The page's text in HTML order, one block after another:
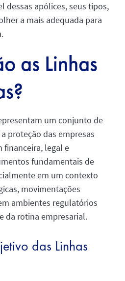
dessas apólices, seus tipos,
a mais adequada para
as Linhas
um conjunto de
proteção das empresas
financeira, legal e
fundamentais de
em um contexto
movimentações
ambientes regulatórios
da rotina empresarial.
das Linhas